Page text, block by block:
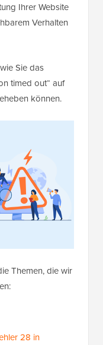
Ihrer Website
Verhalten
Sie das
timed out“ auf
können.
Themen, die wir
28 in